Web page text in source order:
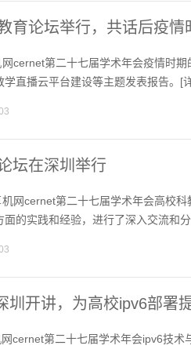
育论坛举行，共话后疫情
cernet第二十七届学术年会疫情时
直播云平台建设等主题发表报告。[
坛在深圳举行
网cernet第二十七届学术年会高校
的实践和经验，进行了深入交流和
圳开讲，为高校ipv6部署
cernet第二十七届学术年会ipv6技术